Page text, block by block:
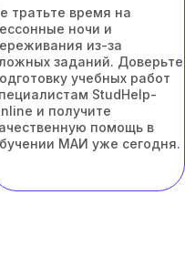
тратьте время на
ночи и
из-за
заданий. Доверьте
учебных работ
StudHelp-
и получите
помощь в
МАИ уже сегодня.